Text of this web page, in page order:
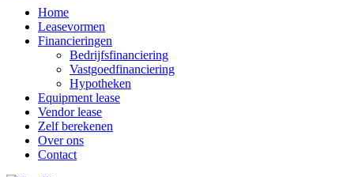
Home
Leasevormen
Financieringen
Bedrijfsfinanciering
Vastgoedfinanciering
Hypotheken
Equipment lease
Vendor lease
Zelf berekenen
Over ons
Contact